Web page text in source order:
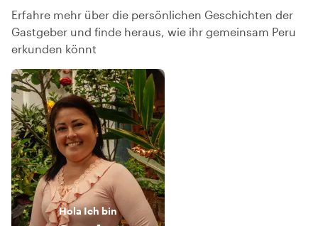
Erfahre mehr über die persönlichen Geschichten der
Gastgeber und finde heraus, wie ihr gemeinsam Peru
erkunden könnt
HolaIch bin